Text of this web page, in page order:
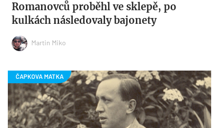
Romanovců proběhl ve sklepě, po
kulkách následovaly bajonety
Martin Miko